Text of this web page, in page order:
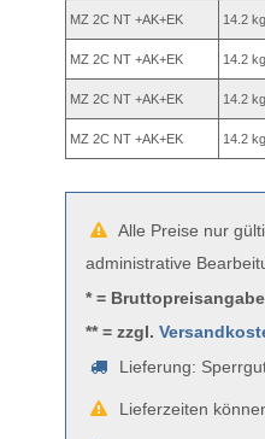
MZ 2C NT +AK+EK 14.2 kg
MZ 2C NT +AK+EK 14.2 kg
MZ 2C NT +AK+EK 14.2 kg
MZ 2C NT +AK+EK 14.2 kg
Alle Preise nur
administrative
* =
** = zzgl.
Lieferung:
Lieferzeiten